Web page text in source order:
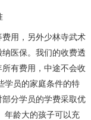
用，另外少林寺武术
医保。我们的收费透
有费用，中途不会收
学员的家庭条件的特
分学员的学费采取优
年龄大的孩子可以充